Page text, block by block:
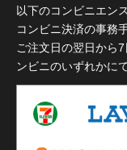
以下のコンビニエン
コンビニ決済の事務
ご注文日の翌日から
ンビニのいずれかに